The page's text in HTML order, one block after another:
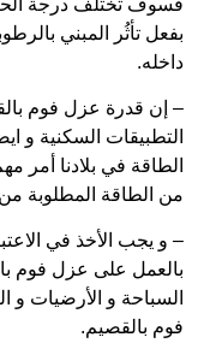
فسوف تختلف درجة
بفعل تأثُر المبني
داخله.
– إن قدرة عزل فوم
التطبيقات السكنية و
الطاقة في بلادنا أمر
من الطاقة المطلوبة من
– و يجب الأخذ في
بالعمل على عزل فوم
السباحة و الأرضيات و
فوم بالقصيم.